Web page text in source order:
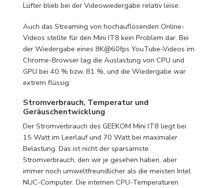
Lüfter blieb bei der Videowiedergabe relativ leise.
Auch das Streaming von hochauflösenden Online-
Videos stellte für den Mini IT8 kein Problem dar. Bei
der Wiedergabe eines 8K@60fps YouTube-Videos im
Chrome-Browser lag die Auslastung von CPU und
GPU bei 40 % bzw. 81 %, und die Wiedergabe war
extrem flüssig.
Stromverbrauch, Temperatur und
Geräuschentwicklung
Der Stromverbrauch des GEEKOM Mini IT8 liegt bei
15 Watt im Leerlauf und 70 Watt bei maximaler
Belastung. Das ist nicht der sparsamste
Stromverbrauch, den wir je gesehen haben, aber
immer noch umweltfreundlicher als die meisten Intel
NUC-Computer. Die internen CPU-Temperaturen